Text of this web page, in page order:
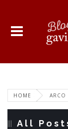
HOME ARCO
All